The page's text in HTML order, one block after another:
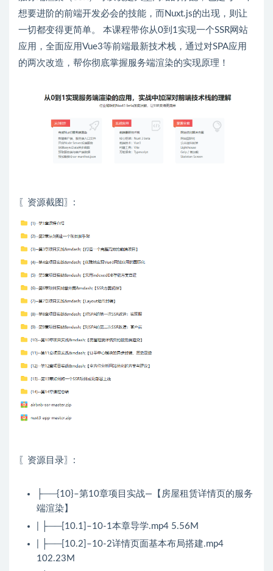
想要进阶的前端开发必会的技能，而Nuxt.js的出现，则让
一切都变得更简单。 本课程带你从0到1实现一个SSR网站
应用，全面应用Vue3等前端最新技术栈，通过对SPA应用
的两次改造，帮你彻底掌握服务端渲染的实现原理！
〖资源截图〗:
〖资源目录〗:
├──{10}–第10章项目实战—【房屋租赁详情页的服务
端渲染】
| ├──[10.1]–10-1本章导学.mp4 5.56M
| ├──[10.2]–10-2详情页面基本布局搭建.mp4
102.23M